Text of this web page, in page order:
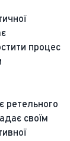
процес
ретельного
своїм